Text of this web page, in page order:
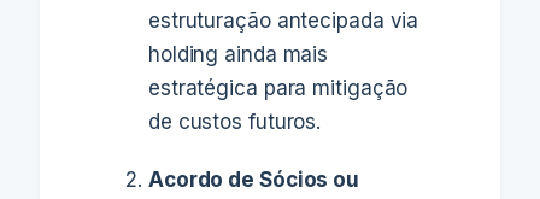
estruturação antecipada via
holding ainda mais
estratégica para mitigação
de custos futuros.
Acordo de Sócios ou